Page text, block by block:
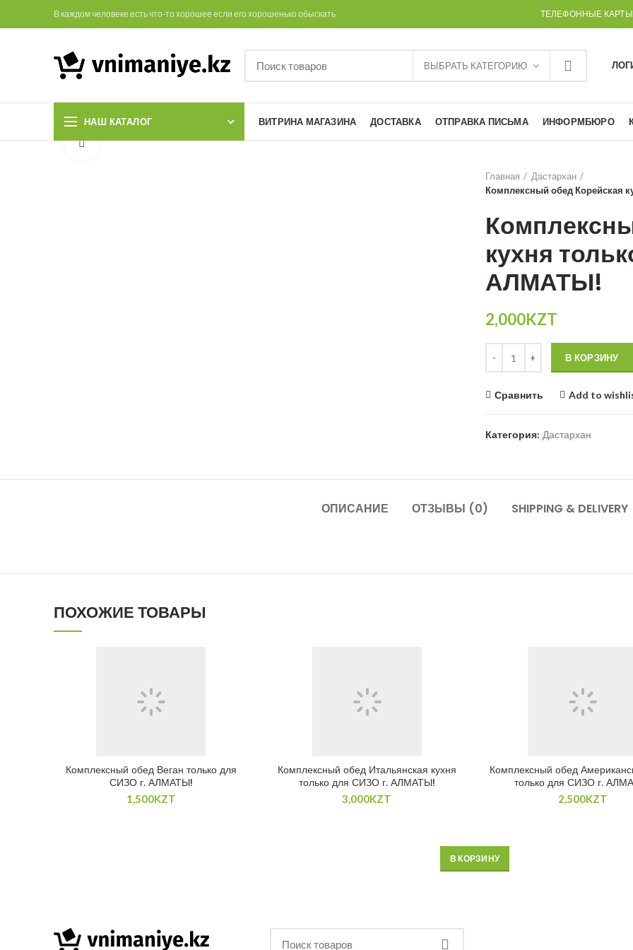
В каждом человеке есть что-то хорошее если его хорошенько обыскать ТЕЛЕФОННЫЕ КАРТЫ
ВЫБРАТЬ КАТЕГОРИЮ
НАШ КАТАЛОГ ВИТРИНА МАГАЗИНА ДОСТАВКА ОТПРАВКА ПИСЬМА ИНФОРМБЮРО
Увеличить
Главная
Дастархан
Комплексный обед Корейская
кухня
АЛМАТЫ!
2,000KZT
В КОРЗИНУ
Сравнить Add to
Категория: Дастархан
ОПИСАНИЕ ОТЗЫВЫ (0) SHIPPING & DELIVERY
ПОХОЖИЕ ТОВАРЫ
Комплексный обед Веган только для
СИЗО г. АЛМАТЫ!
1,500KZT
В КОРЗИНУ
Комплексный обед Итальянская кухня
только для СИЗО г. АЛМАТЫ!
3,000KZT
В КОРЗИНУ
Комплексный обед
только для СИЗО г.
2,500KZT
В КОРЗИНУ
В КОРЗИНУ